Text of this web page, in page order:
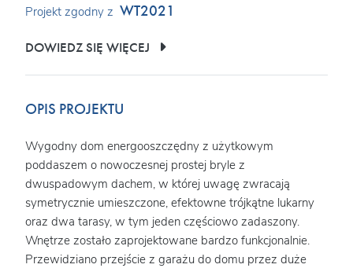
OPIS PROJEKTU
Wygodny dom energooszczędny z użytkowym
poddaszem o nowoczesnej prostej bryle z
dwuspadowym dachem, w której uwagę zwracają
symetrycznie umieszczone, efektowne trójkątne lukarny
oraz dwa tarasy, w tym jeden częściowo zadaszony.
Wnętrze zostało zaprojektowane bardzo funkcjonalnie.
Przewidziano przejście z garażu do domu przez duże
Projekt zgodny z WT2021
DOWIEDZ SIĘ WIĘCEJ